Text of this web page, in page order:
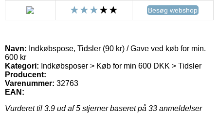
Besøg webshop
Navn: Indkøbspose, Tidsler (90 kr) / Gave ved køb for min.
600 kr
Kategori: Indkøbsposer > Køb for min 600 DKK > Tidsler
Producent:
Varenummer: 32763
EAN:
Vurderet til 3.9 ud af 5 stjerner baseret på 33 anmeldelser